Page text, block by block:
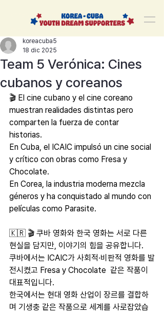
korea-cuba-dream
Team 5 Verónica: Cines
cubanos y coreanos
koreacuba5
18 dic 2025
🎬 El cine cubano y el cine coreano
muestran realidades distintas pero
comparten la fuerza de contar
historias.
En Cuba, el ICAIC impulsó un cine social
y crítico con obras como Fresa y
Chocolate.
En Corea, la industria moderna mezcla
géneros y ha conquistado al mundo con
películas como Parasite.
🇰🇷 🎬 쿠바 영화와 한국 영화는 서로 다른
현실을 담지만, 이야기의 힘을 공유합니다.
쿠바에서는 ICAIC가 사회적·비판적 영화를 발
전시켰고 Fresa y Chocolate  같은 작품이
대표적입니다.
한국에서는 현대 영화 산업이 장르를 결합하
며 기생충 같은 작품으로 세계를 사로잡았습